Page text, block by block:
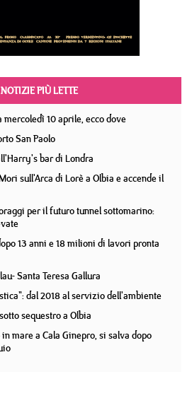
PIÙ LETTE
10 aprile, ecco dove
San Paolo
bar di Londra
sull'Arca di Lorè a Olbia e accende il
per il futuro tunnel sottomarino:
13 anni e 18 milioni di lavori pronta
Santa Teresa Gallura
dal 2018 al servizio dell'ambiente
sequestro a Olbia
mare a Cala Ginepro, si salva dopo